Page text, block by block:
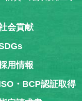
会貢献
⽤情報
・BCP認証取得